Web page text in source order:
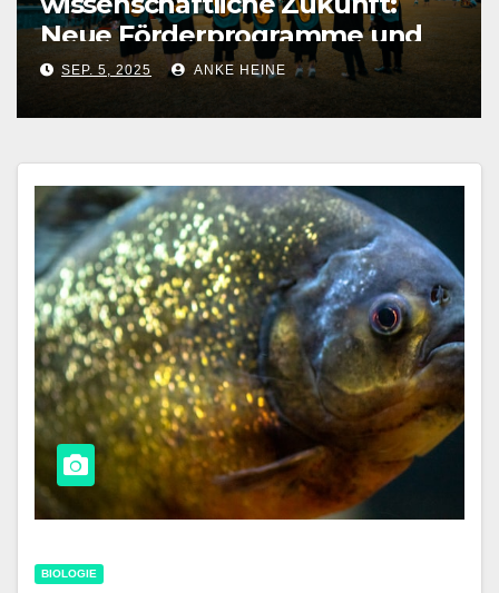
Neue Förderprogramme und
Spitzenforschung im Fokus
SEP. 5, 2025 ANKE HEINE
BIOLOGIE